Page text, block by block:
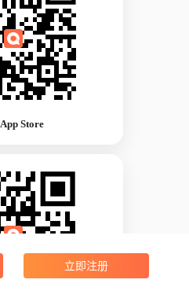
App Store
立即注册